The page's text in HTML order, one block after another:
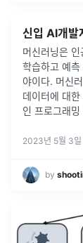
신입 AI개발
머신러닝은
학습하고 예
야이다. 머신
데이터에 대
인 프로그래밍
2023년 5월 3일
by